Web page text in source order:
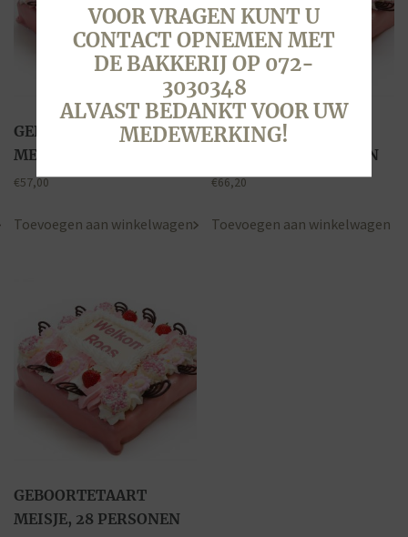
GEBOORTETAART
MEISJE, 20 PERSONEN
€57,00
Toevoegen aan winkelwagen
GEBOORTETAART
MEISJE, 24 PERSONEN
€66,20
Toevoegen aan winkelwagen
GEBOORTETAART
MEISJE, 28 PERSONEN
VOOR VRAGEN KUNT U
CONTACT OPNEMEN MET
DE BAKKERIJ OP 072-
3030348
ALVAST BEDANKT VOOR UW
MEDEWERKING!